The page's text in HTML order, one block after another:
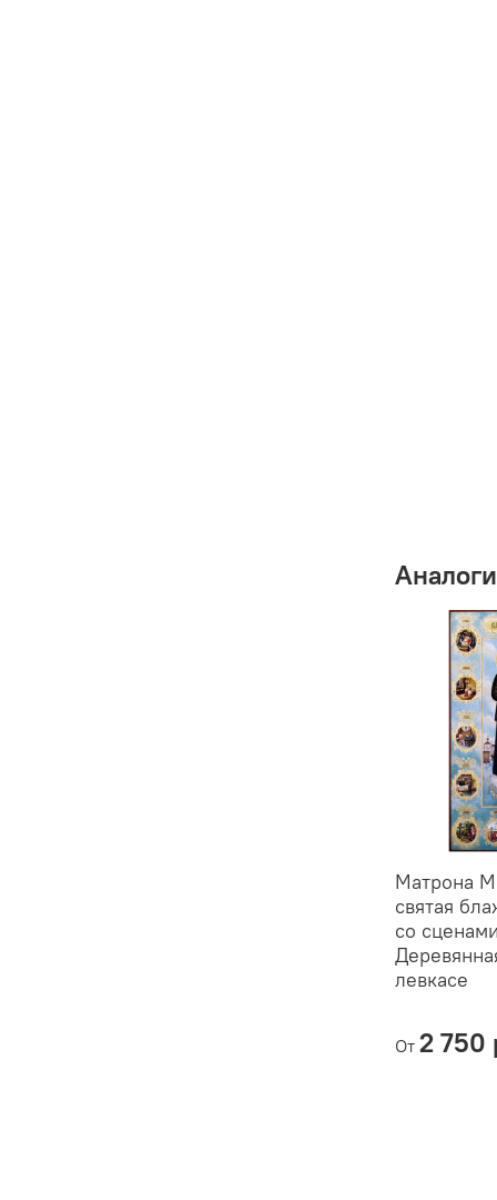
Матрона
святая
со
левкасе
От 2 750